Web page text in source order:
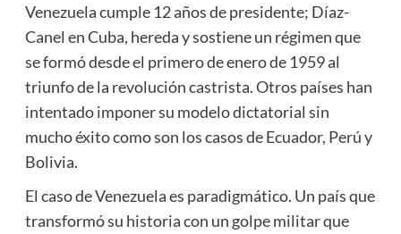
Venezuela cumple 12 años de presidente; Díaz-
Canel en Cuba, hereda y sostiene un régimen que
se formó desde el primero de enero de 1959 al
triunfo de la revolución castrista. Otros países han
intentado imponer su modelo dictatorial sin
mucho éxito como son los casos de Ecuador, Perú y
Bolivia.
El caso de Venezuela es paradigmático. Un país que
transformó su historia con un golpe militar que